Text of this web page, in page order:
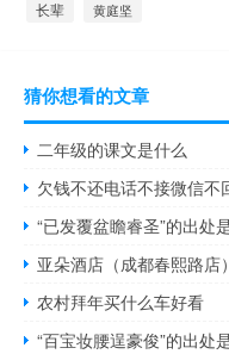
长辈 黄庭坚
猜你想看的文章
二年级的课文是什么
欠钱不还电话不接微信不
“已发覆盆瞻睿圣”的出处
农村拜年买什么车好看
“百宝妆腰逞豪俊”的出处